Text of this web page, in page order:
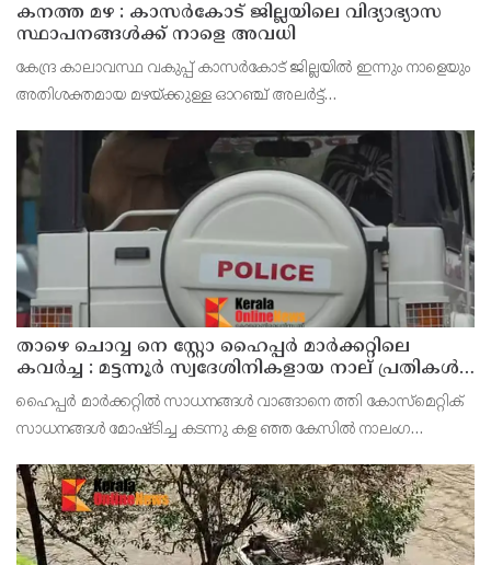
കനത്ത മഴ : കാസർകോട് ജില്ലയിലെ വിദ്യാഭ്യാസ
സ്ഥാപനങ്ങൾക്ക് നാളെ അവധി
കേന്ദ്ര കാലാവസ്ഥ വകുപ്പ് കാസർകോട് ജില്ലയിൽ ഇന്നും നാളെയും
അതിശക്തമായ മഴയ്ക്കുള്ള ഓറഞ്ച് അലർട്ട്
പ്രൊഫഷണൽ കോളേജുകൾ ഉൾപ്പെടെയുള്ള എല്ലാ വിദ്യാഭ്യാ
താഴെ ചൊവ്വ നെ സ്റ്റോ ഹൈപ്പർ മാർക്കറ്റിലെ
കവർച്ച : മട്ടന്നൂർ സ്വദേശിനികളായ നാല് പ്രതികൾ
പിടിയിൽ
ഹൈപ്പർ മാർക്കറ്റിൽ സാധനങ്ങൾ വാങ്ങാനെ ത്തി കോസ്മെറ്റിക്
സാധനങ്ങൾ മോഷ്ടിച്ച കടന്നു കള ഞ്ഞ കേസിൽ നാലംഗ
ബന്ധുക്കളുമായ റൂബി (35),ആശ(54), ലക്ഷ്മിക്കുട്ടി (70),